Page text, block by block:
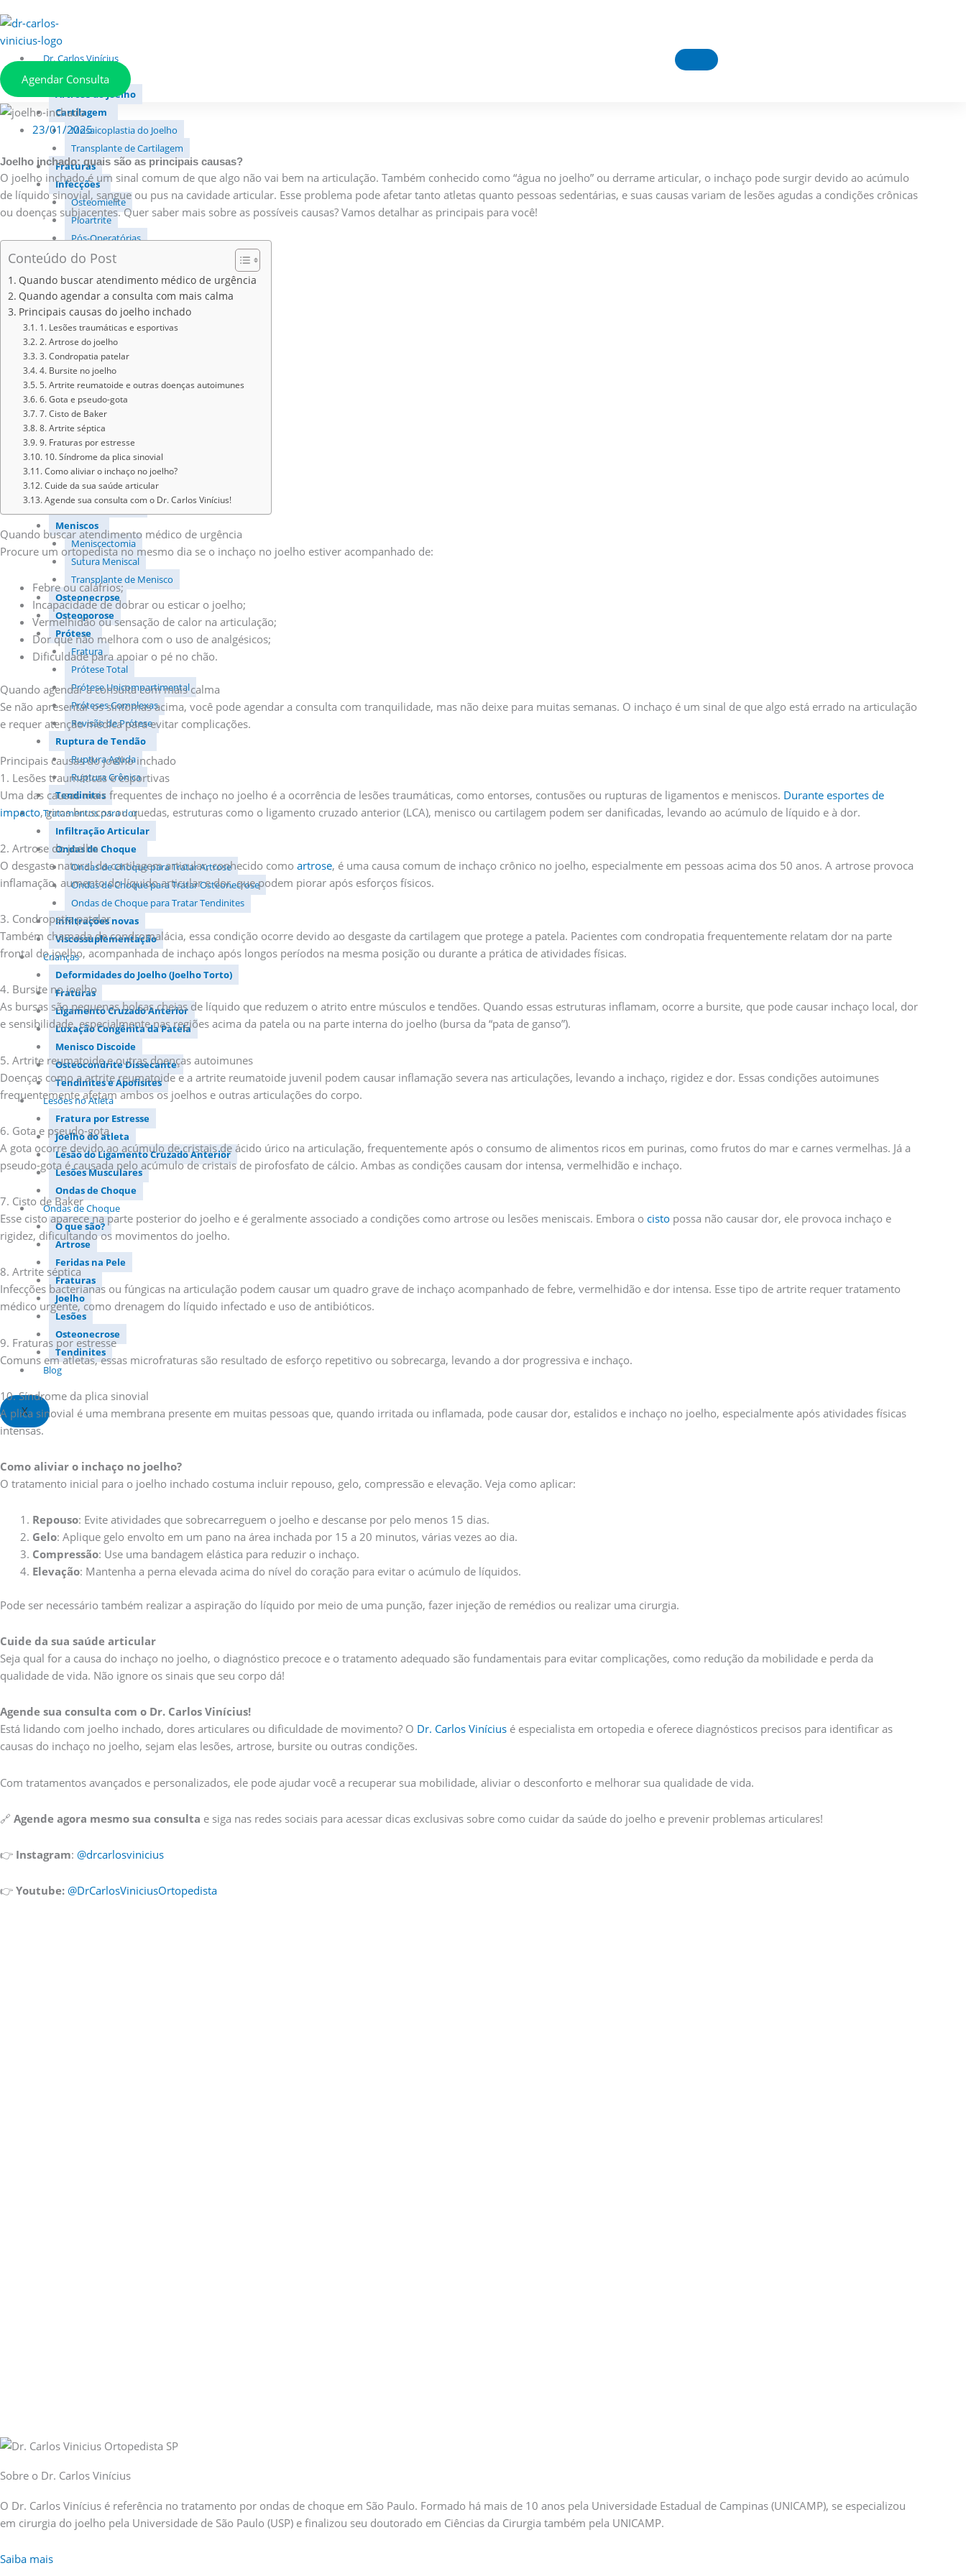
para
o
conteúdoDr. Carlos Vinícius
Lesões no Joelho
Artrose do Joelho
Cartilagem
Mosaicoplastia do Joelho
Transplante de Cartilagem
Fraturas
Infecções
Osteomielite
Pioartrite
Pós-Operatórias
Joelho Torto
Deformidades do Joelho (Varo e Valgo)
Lesão dos Ligamentos do Joelho
Ligamento Cruzado Anterior (LCA)
Tratamento com cirurgia
Tratamento sem cirugia
Nova Ruptura (Relesão) do LCA do Joelho
Ligamento Colateral Medial (LCM)
Ligamento Cruzado Posterior (LCP)
Ligamentos do Canto Posterolateral
Lesão de Múltiplos Ligamentos
Lesões Sinoviais
Cisto de Baker e Outros Cistos
Sinovites e condromatose
Luxação da Patela
Meniscos
Meniscectomia
Sutura Meniscal
Transplante de Menisco
Osteonecrose
Osteoporose
Prótese
Fratura
Prótese Total
Prótese Unicompartimental
Próteses Complexas
Revisão de Prótese
Ruptura de Tendão
Ruptura Aguda
Ruptura Crônica
Tendinites
Tratamentos para dor
Infiltração Articular
Ondas de Choque
Ondas de Choque para Tratar Artrose
Ondas de Choque para Tratar Osteonecrose
Ondas de Choque para Tratar Tendinites
Infiltrações novas
Viscossuplementação
Crianças
Deformidades do Joelho (Joelho Torto)
Fraturas
Ligamento Cruzado Anterior
Luxação Congênita da Patela
Menisco Discoide
Osteocondrite Dissecante
Tendinites e Apofisites
Lesões no Atleta
Fratura por Estresse
Joelho do atleta
Lesão do Ligamento Cruzado Anterior
Lesões Musculares
Ondas de Choque
Ondas de Choque
O que são?
Artrose
Feridas na Pele
Fraturas
Joelho
Lesões
Osteonecrose
Tendinites
Blog
X
Agendar Consulta
23/01/2025
Joelho inchado: quais são as principais causas?
O joelho inchado é um sinal comum de que algo não vai bem na articulação. Também conhecido como “água no joelho” ou derrame articular, o inchaço pode surgir devido ao acúmulo
de líquido sinovial, sangue ou pus na cavidade articular. Esse problema pode afetar tanto atletas quanto pessoas sedentárias, e suas causas variam de lesões agudas a condições crônicas
ou doenças subjacentes. Quer saber mais sobre as possíveis causas? Vamos detalhar as principais para você!
Conteúdo do Post
Quando buscar atendimento médico de urgência
Quando agendar a consulta com mais calma
Principais causas do joelho inchado
1. Lesões traumáticas e esportivas
2. Artrose do joelho
3. Condropatia patelar
4. Bursite no joelho
5. Artrite reumatoide e outras doenças autoimunes
6. Gota e pseudo-gota
7. Cisto de Baker
8. Artrite séptica
9. Fraturas por estresse
10. Síndrome da plica sinovial
Como aliviar o inchaço no joelho?
Cuide da sua saúde articular
Agende sua consulta com o Dr. Carlos Vinícius!
Quando buscar atendimento médico de urgência
Procure um ortopedista no mesmo dia se o inchaço no joelho estiver acompanhado de:
Febre ou calafrios;
Incapacidade de dobrar ou esticar o joelho;
Vermelhidão ou sensação de calor na articulação;
Dor que não melhora com o uso de analgésicos;
Dificuldade para apoiar o pé no chão.
Quando agendar a consulta com mais calma
Se não apresentar os sintomas acima, você pode agendar a consulta com tranquilidade, mas não deixe para muitas semanas. O inchaço é um sinal de que algo está errado na articulação
e requer atenção médica para evitar complicações.
Principais causas do joelho inchado
1. Lesões traumáticas e esportivas
Uma das causas mais frequentes de inchaço no joelho é a ocorrência de lesões traumáticas, como entorses, contusões ou rupturas de ligamentos e meniscos. Durante esportes de
impacto, giros bruscos ou quedas, estruturas como o ligamento cruzado anterior (LCA), menisco ou cartilagem podem ser danificadas, levando ao acúmulo de líquido e à dor.
2. Artrose do joelho
O desgaste natural da cartilagem articular, conhecido como artrose, é uma causa comum de inchaço crônico no joelho, especialmente em pessoas acima dos 50 anos. A artrose provoca
inflamação, aumento do líquido articular e dor, que podem piorar após esforços físicos.
3. Condropatia patelar
Também chamada de condromalácia, essa condição ocorre devido ao desgaste da cartilagem que protege a patela. Pacientes com condropatia frequentemente relatam dor na parte
frontal do joelho, acompanhada de inchaço após longos períodos na mesma posição ou durante a prática de atividades físicas.
4. Bursite no joelho
As bursas são pequenas bolsas cheias de líquido que reduzem o atrito entre músculos e tendões. Quando essas estruturas inflamam, ocorre a bursite, que pode causar inchaço local, dor
e sensibilidade, especialmente nas regiões acima da patela ou na parte interna do joelho (bursa da “pata de ganso”).
5. Artrite reumatoide e outras doenças autoimunes
Doenças como a artrite reumatoide e a artrite reumatoide juvenil podem causar inflamação severa nas articulações, levando a inchaço, rigidez e dor. Essas condições autoimunes
frequentemente afetam ambos os joelhos e outras articulações do corpo.
6. Gota e pseudo-gota
A gota ocorre devido ao acúmulo de cristais de ácido úrico na articulação, frequentemente após o consumo de alimentos ricos em purinas, como frutos do mar e carnes vermelhas. Já a
pseudo-gota é causada pelo acúmulo de cristais de pirofosfato de cálcio. Ambas as condições causam dor intensa, vermelhidão e inchaço.
7. Cisto de Baker
Esse cisto aparece na parte posterior do joelho e é geralmente associado a condições como artrose ou lesões meniscais. Embora o cisto possa não causar dor, ele provoca inchaço e
rigidez, dificultando os movimentos do joelho.
8. Artrite séptica
Infecções bacterianas ou fúngicas na articulação podem causar um quadro grave de inchaço acompanhado de febre, vermelhidão e dor intensa. Esse tipo de artrite requer tratamento
médico urgente, como drenagem do líquido infectado e uso de antibióticos.
9. Fraturas por estresse
Comuns em atletas, essas microfraturas são resultado de esforço repetitivo ou sobrecarga, levando a dor progressiva e inchaço.
10. Síndrome da plica sinovial
A plica sinovial é uma membrana presente em muitas pessoas que, quando irritada ou inflamada, pode causar dor, estalidos e inchaço no joelho, especialmente após atividades físicas
intensas.
Como aliviar o inchaço no joelho?
O tratamento inicial para o joelho inchado costuma incluir repouso, gelo, compressão e elevação. Veja como aplicar:
Repouso: Evite atividades que sobrecarreguem o joelho e descanse por pelo menos 15 dias.
Gelo: Aplique gelo envolto em um pano na área inchada por 15 a 20 minutos, várias vezes ao dia.
Compressão: Use uma bandagem elástica para reduzir o inchaço.
Elevação: Mantenha a perna elevada acima do nível do coração para evitar o acúmulo de líquidos.
Pode ser necessário também realizar a aspiração do líquido por meio de uma punção, fazer injeção de remédios ou realizar uma cirurgia.
Cuide da sua saúde articular
Seja qual for a causa do inchaço no joelho, o diagnóstico precoce e o tratamento adequado são fundamentais para evitar complicações, como redução da mobilidade e perda da
qualidade de vida. Não ignore os sinais que seu corpo dá!
Agende sua consulta com o Dr. Carlos Vinícius!
Está lidando com joelho inchado, dores articulares ou dificuldade de movimento? O Dr. Carlos Vinícius é especialista em ortopedia e oferece diagnósticos precisos para identificar as
causas do inchaço no joelho, sejam elas lesões, artrose, bursite ou outras condições.
Com tratamentos avançados e personalizados, ele pode ajudar você a recuperar sua mobilidade, aliviar o desconforto e melhorar sua qualidade de vida.
🔗 Agende agora mesmo sua consulta e siga nas redes sociais para acessar dicas exclusivas sobre como cuidar da saúde do joelho e prevenir problemas articulares!
👉 Instagram: @drcarlosvinicius
👉 Youtube: @DrCarlosViniciusOrtopedista
Sobre o Dr. Carlos Vinícius
O Dr. Carlos Vinícius é referência no tratamento por ondas de choque em São Paulo. Formado há mais de 10 anos pela Universidade Estadual de Campinas (UNICAMP), se especializou
em cirurgia do joelho pela Universidade de São Paulo (USP) e finalizou seu doutorado em Ciências da Cirurgia também pela UNICAMP.
Saiba mais